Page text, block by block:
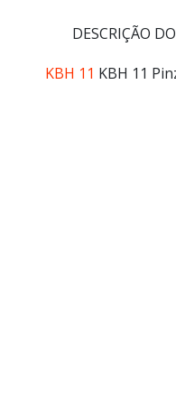
DESCRIÇÃO
KBH 11 KBH 11